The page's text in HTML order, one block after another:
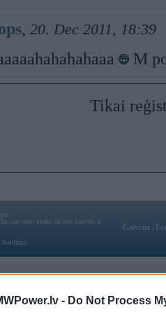
- Do Not Process
, 20. Dec 2011, 18:39
M
Tikai
nav auto klubs un nav saistīts ar
Reklāma
Galvena